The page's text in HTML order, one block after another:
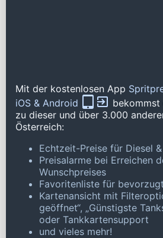
Mit der kostenlosen App
iOS & Android
bekommst
zu dieser und über 3.000
Österreich:
Echtzeit-Preise für Diesel
Preisalarme bei Erreichen
Wunschpreises
Favoritenliste für
Kartenansicht mit
geöffnet“, „Günstigste
oder Tankkartensupport
und vieles mehr!